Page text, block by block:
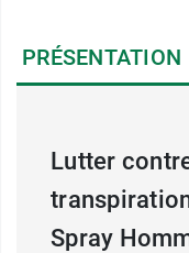
PRÉSENTATION
Lutter
Spray